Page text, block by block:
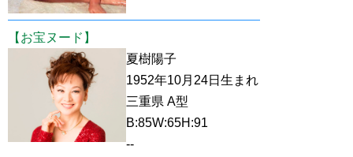
【お宝ヌード】
夏樹陽子
1952年10月24日生まれ
三重県 A型
B:85W:65H:91
--